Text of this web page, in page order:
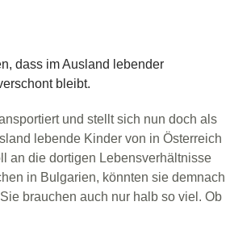
dass im Ausland lebender
bleibt.
und stellt sich nun doch als
lebende Kinder von in Österreich
an die dortigen Lebensverhältnisse
in Bulgarien, könnten sie demnach
brauchen auch nur halb so viel. Ob